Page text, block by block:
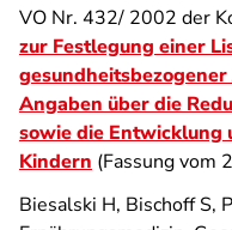
VO Nr. 432/ 2002 der
zur Festlegung einer
Angaben über die
sowie die Entwicklung
Kindern (Fassung vom
Biesalski H, Bischoff S,